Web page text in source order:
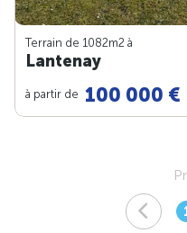
Terrain de 1082m2 à
Lantenay
à partir de 100 000 €